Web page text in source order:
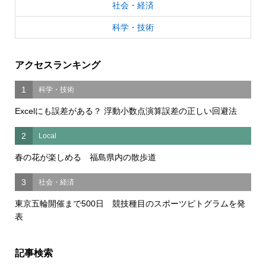
社会・経済
科学・技術
アクセスランキング
1 科学・技術
Excelにも誤差がある？ 浮動小数点演算誤差の正しい回避法
2 Local
春の花が楽しめる 福島県内の散歩道
3 社会・経済
東京五輪開催まで500日 競技種目のスポーツピトグラムを発
表
記事検索